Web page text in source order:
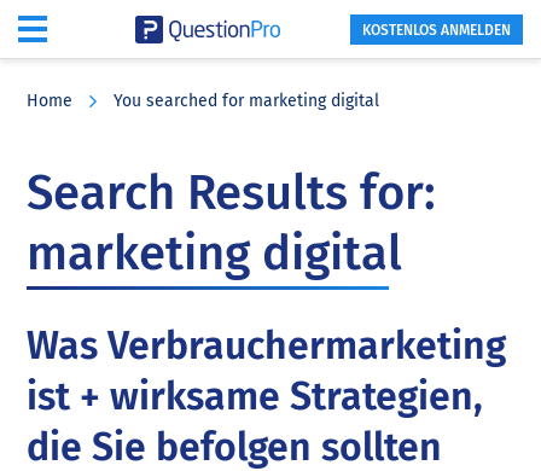
KOSTENLOS ANMELDEN
Home You searched for marketing digital
Search Results for:
marketing digital
Was Verbrauchermarketing
ist + wirksame Strategien,
die Sie befolgen sollten